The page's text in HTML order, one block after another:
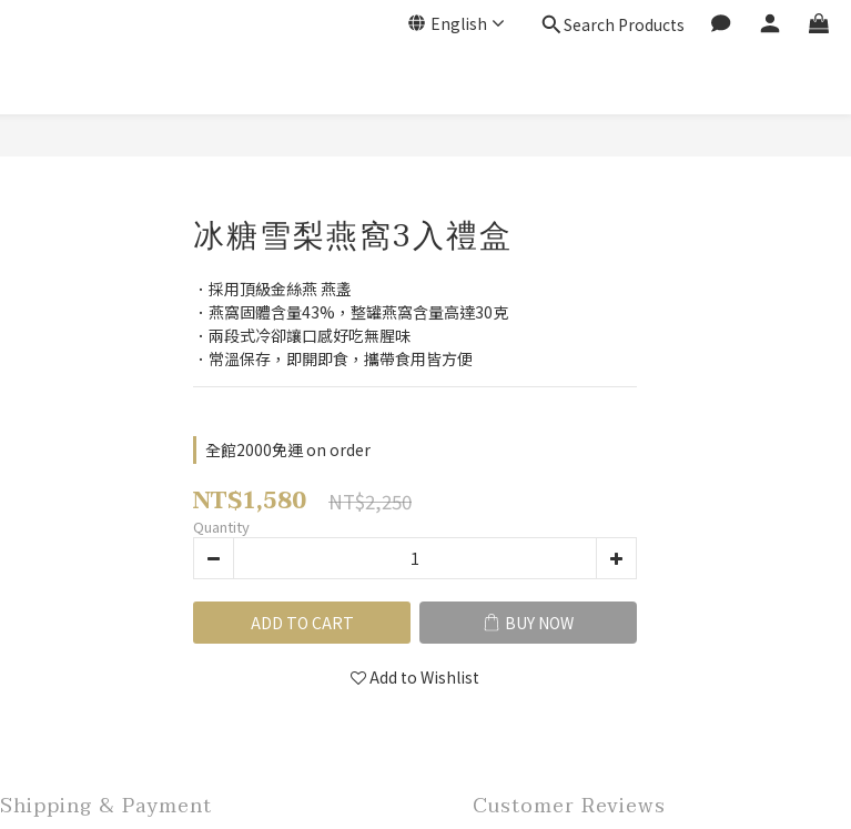
English Search Products
冰糖雪梨燕窩3入禮盒
．採用頂級金絲燕 燕盞
．燕窩固體含量43%，整罐燕窩含量高達30克
．兩段式冷卻讓口感好吃無腥味
．常溫保存，即開即食，攜帶食用皆方便
全館2000免運 on order
NT$1,580 NT$2,250
Quantity
ADD TO CART BUY NOW
Add to Wishlist
Shipping & Payment Customer Reviews